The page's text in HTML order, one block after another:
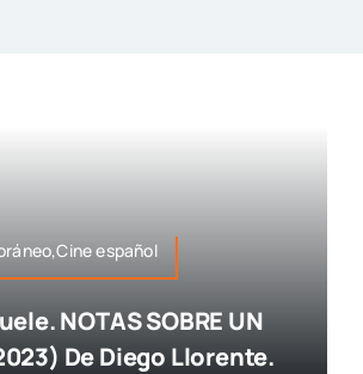
español
NOTAS SOBRE UN
De Diego Llorente.